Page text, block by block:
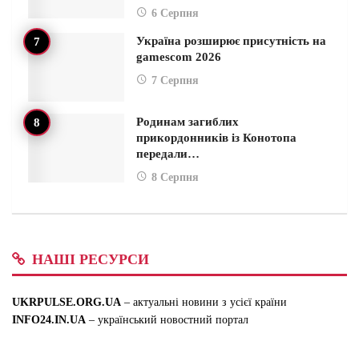
6 Серпня
Україна розширює присутність на
gamescom 2026
7 Серпня
Родинам загиблих
прикордонників із Конотопа
передали…
8 Серпня
НАШІ РЕСУРСИ
UKRPULSE.ORG.UA – актуальні новини з усієї країни
INFO24.IN.UA – український новостний портал